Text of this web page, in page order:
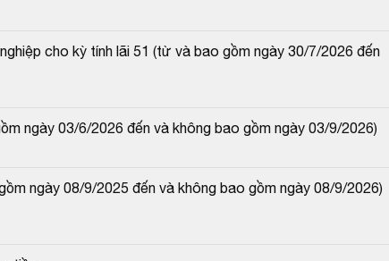
cho kỳ tính lãi 51 (từ và bao gồm ngày 30/7/2026 đến
ngày 03/6/2026 đến và không bao gồm ngày 03/9/2026)
ngày 08/9/2025 đến và không bao gồm ngày 08/9/2026)